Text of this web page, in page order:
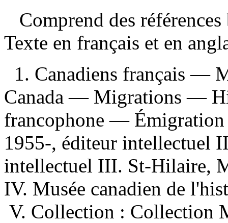
Comprend des
Texte en français et en
1. Canadiens français
Canada — Migrations —
francophone — Émigration
1955-, éditeur intellectuel
intellectuel III. St-Hilaire,
IV. Musée canadien de
V. Collection : Collection